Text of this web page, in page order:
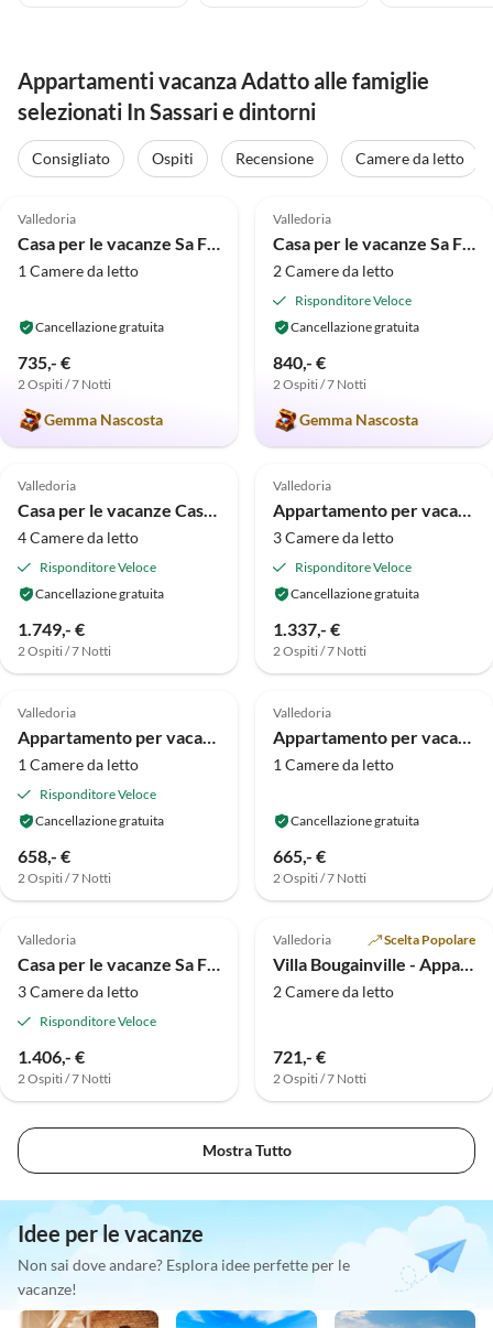
Appartamenti vacanza Adatto alle famiglie
selezionati In Sassari e dintorni
Consigliato Ospiti Recensione
Camere da letto
Valledoria
Casa per le vacanze Sa Fiorida Tipo Alice
1 Camere da letto
Cancellazione gratuita
735,- €
2 Ospiti / 7 Notti
Gemma Nascosta
Valledoria
Casa per le vacanze Sa Fiorida Tipo B
2 Camere da letto
Risponditore Veloce
Cancellazione gratuita
840,- €
2 Ospiti / 7 Notti
Gemma Nascosta
Valledoria
Casa per le vacanze Casa Vacanze Sa Fiorida Tipo Milli
4 Camere da letto
Risponditore Veloce
Cancellazione gratuita
1.749,- €
2 Ospiti / 7 Notti
Valledoria
Appartamento per vacanze Sa Fiorida - Appartamento Rubinia
3 Camere da letto
Risponditore Veloce
Cancellazione gratuita
1.337,- €
2 Ospiti / 7 Notti
Valledoria
Appartamento per vacanze Sa Fiorida - Appartamento Angela
1 Camere da letto
Risponditore Veloce
Cancellazione gratuita
658,- €
2 Ospiti / 7 Notti
Valledoria
Appartamento per vacanze Residenza Solevacanze Appartamento Tipo K
1 Camere da letto
Cancellazione gratuita
665,- €
2 Ospiti / 7 Notti
Valledoria
Casa per le vacanze Sa Fiorida Tipo Valentina
3 Camere da letto
Risponditore Veloce
1.406,- €
2 Ospiti / 7 Notti
Valledoria Scelta Popolare
Villa Bougainville - Appartamento Giansimona
2 Camere da letto
721,- €
2 Ospiti / 7 Notti
Mostra Tutto
Idee per le vacanze
Non sai dove andare? Esplora idee perfette per le
vacanze!